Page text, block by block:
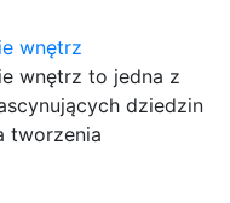
wnętrz
wnętrz to jedna z
dziedzin
tworzenia